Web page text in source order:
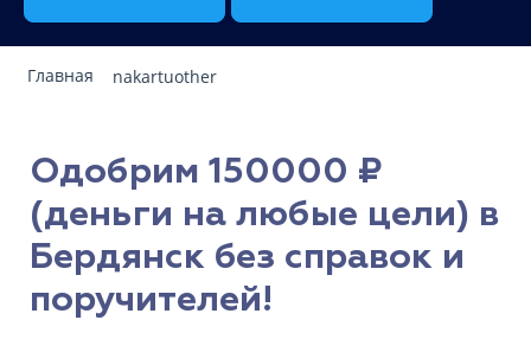
Главная nakartuother
Одобрим 150000 ₽
(деньги на любые цели) в
Бердянск без справок и
поручителей!